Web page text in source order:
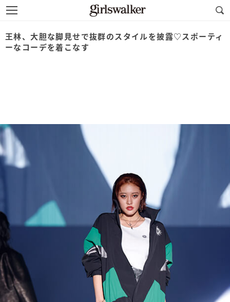
王林、大胆な脚見せで抜群のスタイルを披露♡スポーティ
ーなコーデを着こなす